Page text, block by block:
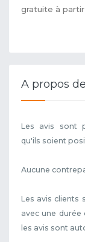
gratuite à
A propos
Les avis sont
qu'ils soient
Aucune
Les avis clients
avec une durée
les avis sont